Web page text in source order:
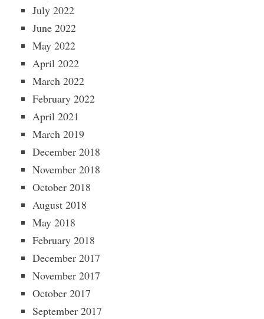
July 2022
June 2022
May 2022
April 2022
March 2022
February 2022
April 2021
March 2019
December 2018
November 2018
October 2018
August 2018
May 2018
February 2018
December 2017
November 2017
October 2017
September 2017